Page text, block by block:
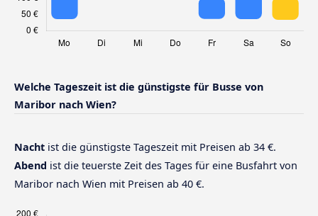
Welche Tageszeit ist die günstigste für Busse von
Maribor nach Wien?
Nacht ist die günstigste Tageszeit mit Preisen ab 34 €.
Abend ist die teuerste Zeit des Tages für eine Busfahrt von
Maribor nach Wien mit Preisen ab 40 €.